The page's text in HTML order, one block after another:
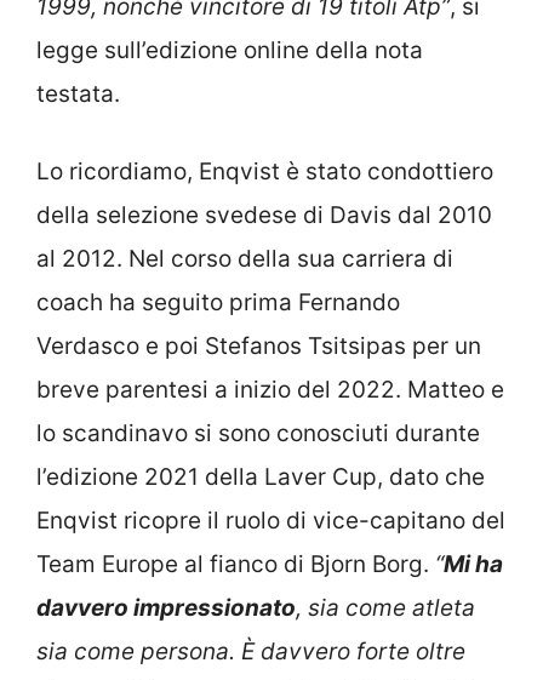
1999, nonché vincitore di 19 titoli Atp”, si
legge sull’edizione online della nota
testata.
Lo ricordiamo, Enqvist è stato condottiero
della selezione svedese di Davis dal 2010
al 2012. Nel corso della sua carriera di
coach ha seguito prima Fernando
Verdasco e poi Stefanos Tsitsipas per un
breve parentesi a inizio del 2022. Matteo e
lo scandinavo si sono conosciuti durante
l’edizione 2021 della Laver Cup, dato che
Enqvist ricopre il ruolo di vice-capitano del
Team Europe al fianco di Bjorn Borg. “Mi ha
davvero impressionato, sia come atleta
sia come persona. È davvero forte oltre